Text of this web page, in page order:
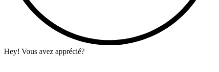
Hey! Vous avez apprécié?